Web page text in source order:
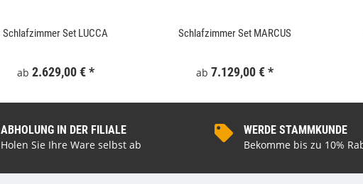
Schlafzimmer Set LUCCA
ab 2.629,00 € *
Schlafzimmer Set MARCUS
ab 7.129,00 € *
ABHOLUNG IN DER FILIALE
Holen Sie Ihre Ware selbst ab
WERDE STAMMKUNDE
Bekomme bis zu 10%